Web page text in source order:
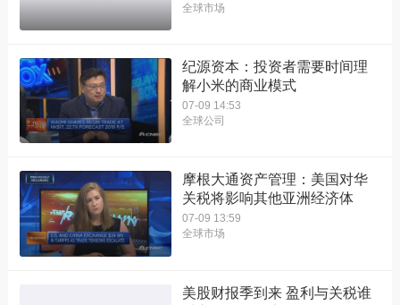
全球市场
纪源资本：投资者需要时间理
解小米的商业模式
07-09 14:53
全球公司
摩根大通资产管理：美国对华
关税将影响其他亚洲经济体
07-09 13:59
全球市场
美股财报季到来 盈利与关税谁